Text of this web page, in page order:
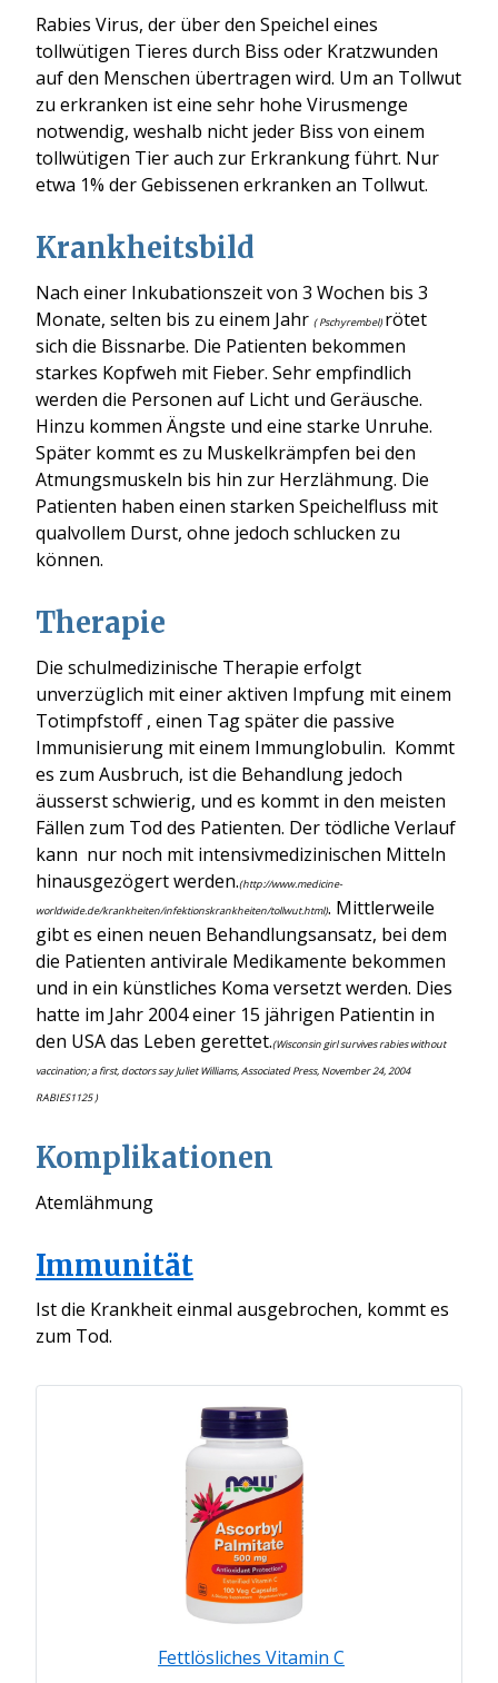
Rabies Virus, der über den Speichel eines
tollwütigen Tieres durch Biss oder Kratzwunden
auf den Menschen übertragen wird. Um an Tollwut
zu erkranken ist eine sehr hohe Virusmenge
notwendig, weshalb nicht jeder Biss von einem
tollwütigen Tier auch zur Erkrankung führt. Nur
etwa 1% der Gebissenen erkranken an Tollwut.
Krankheitsbild
Nach einer Inkubationszeit von 3 Wochen bis 3
Monate, selten bis zu einem Jahr ( Pschyrembel) rötet
sich die Bissnarbe. Die Patienten bekommen
starkes Kopfweh mit Fieber. Sehr empfindlich
werden die Personen auf Licht und Geräusche.
Hinzu kommen Ängste und eine starke Unruhe.
Später kommt es zu Muskelkrämpfen bei den
Atmungsmuskeln bis hin zur Herzlähmung. Die
Patienten haben einen starken Speichelfluss mit
qualvollem Durst, ohne jedoch schlucken zu
können.
Therapie
Die schulmedizinische Therapie erfolgt
unverzüglich mit einer aktiven Impfung mit einem
Totimpfstoff , einen Tag später die passive
Immunisierung mit einem Immunglobulin. Kommt
es zum Ausbruch, ist die Behandlung jedoch
äusserst schwierig, und es kommt in den meisten
Fällen zum Tod des Patienten. Der tödliche Verlauf
kann nur noch mit intensivmedizinischen Mitteln
hinausgezögert werden.(http://www.medicine-
worldwide.de/krankheiten/infektionskrankheiten/tollwut.html). Mittlerweile
gibt es einen neuen Behandlungsansatz, bei dem
die Patienten antivirale Medikamente bekommen
und in ein künstliches Koma versetzt werden. Dies
hatte im Jahr 2004 einer 15 jährigen Patientin in
den USA das Leben gerettet.(Wisconsin girl survives rabies without
vaccination; a first, doctors say Juliet Williams, Associated Press, November 24, 2004
RABIES1125 )
Komplikationen
Atemlähmung
Immunität
Ist die Krankheit einmal ausgebrochen, kommt es
zum Tod.
Fettlösliches Vitamin C